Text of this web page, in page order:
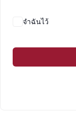
จำฉันไว้